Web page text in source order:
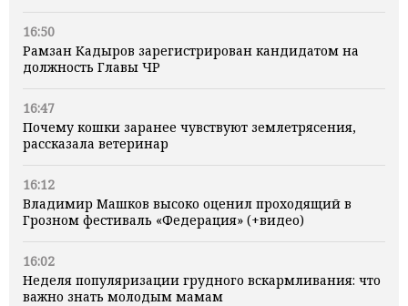
16:50
Рамзан Кадыров зарегистрирован кандидатом на
должность Главы ЧР
16:47
Почему кошки заранее чувствуют землетрясения,
рассказала ветеринар
16:12
Владимир Машков высоко оценил проходящий в
Грозном фестиваль «Федерация» (+видео)
16:02
Неделя популяризации грудного вскармливания: что
важно знать молодым мамам